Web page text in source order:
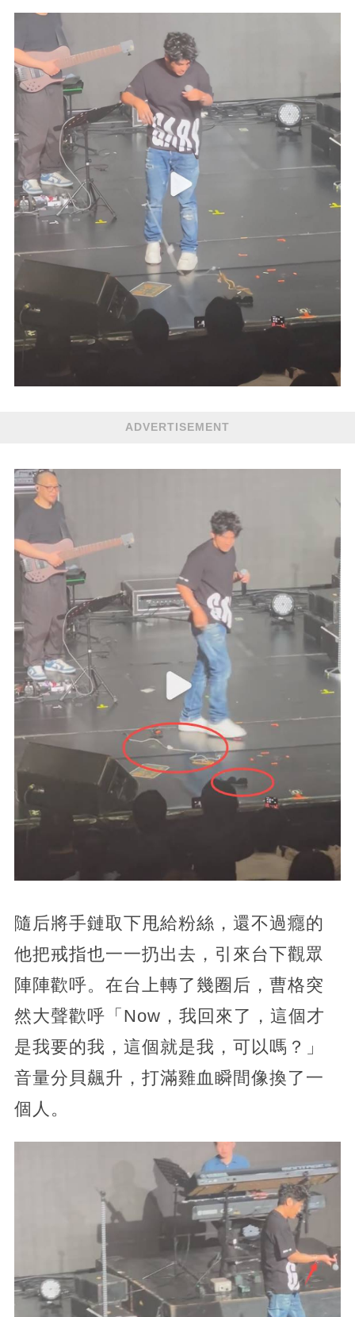
ADVERTISEMENT
隨后將手鏈取下甩給粉絲，還不過癮的
他把戒指也一一扔出去，引來台下觀眾
陣陣歡呼。在台上轉了幾圈后，曹格突
然大聲歡呼「Now，我回來了，這個才
是我要的我，這個就是我，可以嗎？」
音量分貝飆升，打滿雞血瞬間像換了一
個人。